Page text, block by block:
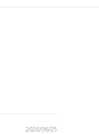
2026/06/25